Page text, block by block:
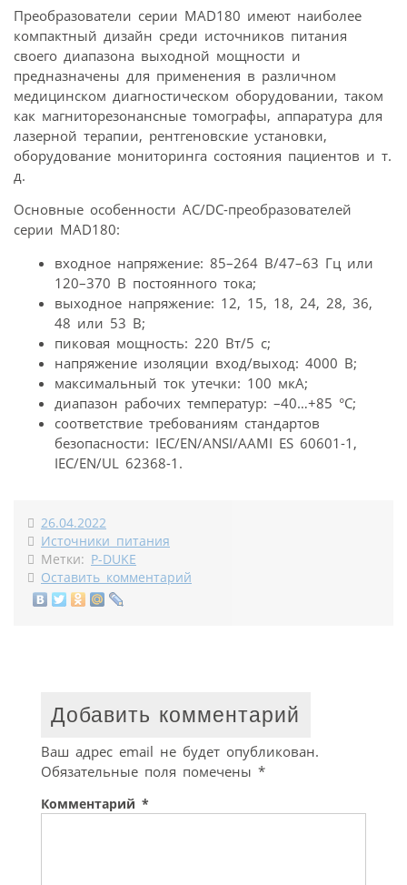
Преобразователи серии MAD180 имеют наиболее
компактный дизайн среди источников питания
своего диапазона выходной мощности и
предназначены для применения в различном
медицинском диагностическом оборудовании, таком
как магниторезонансные томографы, аппаратура для
лазерной терапии, рентгеновские установки,
оборудование мониторинга состояния пациентов и т.
д.
Основные особенности AC/DC-преобразователей
серии MAD180:
входное напряжение: 85–264 В/47–63 Гц или
120–370 В постоянного тока;
выходное напряжение: 12, 15, 18, 24, 28, 36,
48 или 53 В;
пиковая мощность: 220 Вт/5 с;
напряжение изоляции вход/выход: 4000 В;
максимальный ток утечки: 100 мкА;
диапазон рабочих температур: –40…+85 °C;
соответствие требованиям стандартов
безопасности: IEC/EN/ANSI/AAMI ES 60601-1,
IEC/EN/UL 62368-1.
26.04.2022
Источники питания
Метки: P-DUKE
Оставить комментарий
Добавить комментарий
Ваш адрес email не будет опубликован.
Обязательные поля помечены *
Комментарий *